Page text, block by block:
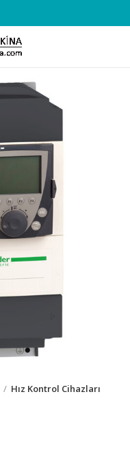
Hız Kontrol Cihazları